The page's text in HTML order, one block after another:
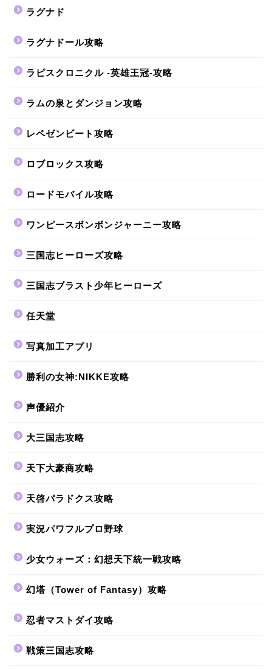
ラグナド
ラグナドール攻略
ラピスクロニクル -英雄王冠-攻略
ラムの泉とダンジョン攻略
レペゼンビート攻略
ロブロックス攻略
ロードモバイル攻略
ワンピースボンボンジャーニー攻略
三国志ヒーローズ攻略
三国志ブラスト少年ヒーローズ
任天堂
写真加工アプリ
勝利の女神:NIKKE攻略
声優紹介
大三国志攻略
天下大豪商攻略
天啓パラドクス攻略
実況パワフルプロ野球
少女ウォーズ：幻想天下統一戦攻略
幻塔（Tower of Fantasy）攻略
忍者マストダイ攻略
戦策三国志攻略